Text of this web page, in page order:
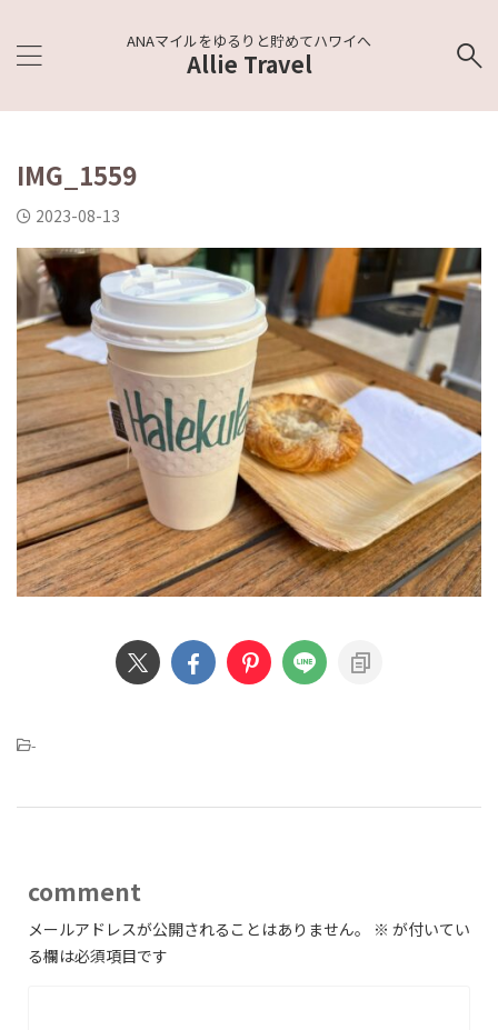
ANAマイルをゆるりと貯めてハワイへ
Allie Travel
IMG_1559
2023-08-13
-
comment
メールアドレスが公開されることはありません。 ※ が付いてい
る欄は必須項目です